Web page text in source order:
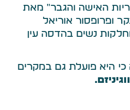
האישה והגבר" מאת
ופרופסור אוריאל
נשים בהדסה עין
היא פועלת גם במקרים